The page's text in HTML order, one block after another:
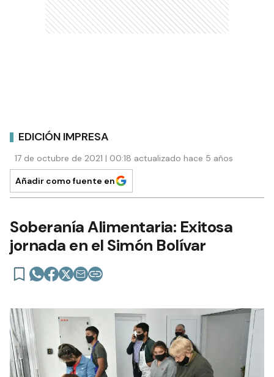
EDICIÓN IMPRESA
17 de octubre de 2021 | 00:18 actualizado hace 5 años
Añadir como fuente en
Soberanía Alimentaria: Exitosa
jornada en el Simón Bolívar